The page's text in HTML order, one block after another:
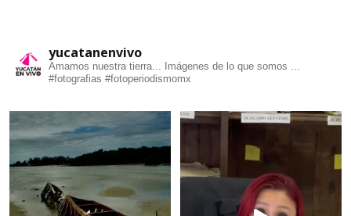
yucatanenvivo
Amamos nuestra tierra... Imágenes de lo que somos ...
#fotografias #fotoperiodismomx